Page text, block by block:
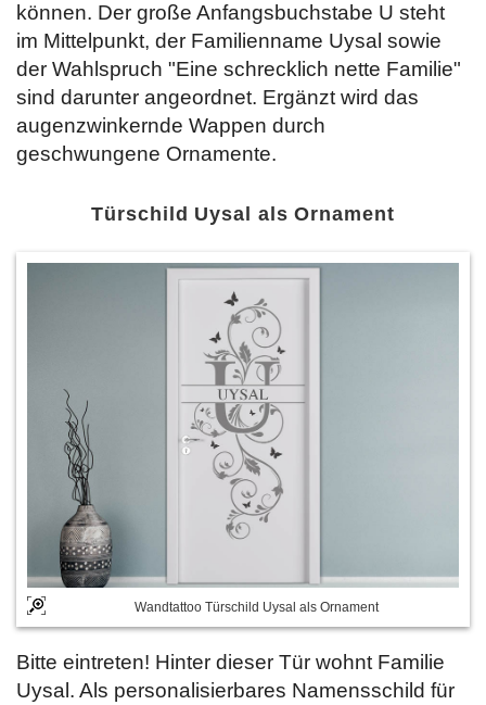
können. Der große Anfangsbuchstabe U steht
im Mittelpunkt, der Familienname Uysal sowie
der Wahlspruch "Eine schrecklich nette Familie"
sind darunter angeordnet. Ergänzt wird das
augenzwinkernde Wappen durch
geschwungene Ornamente.
Türschild Uysal als Ornament
Wandtattoo Türschild Uysal als Ornament
Bitte eintreten! Hinter dieser Tür wohnt Familie
Uysal. Als personalisierbares Namensschild für